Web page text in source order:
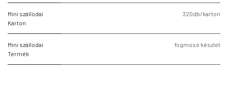
Mini szállodai
Karton
320db/karton
Mini szállodai
Termék
fogmosó készlet